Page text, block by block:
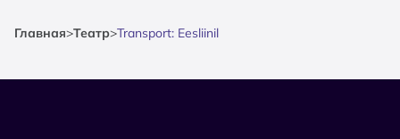
Главная>Театр>Transport: Eesliinil